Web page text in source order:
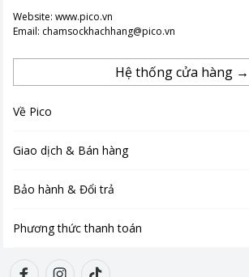
Website: www.pico.vn
Email: chamsockhachhang@pico.vn
Hệ thống cửa hàng →
Về Pico
Giao dịch & Bán hàng
Bảo hành & Đổi trả
Phương thức thanh toán